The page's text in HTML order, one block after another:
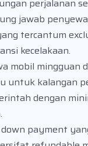
perjalanan
jawab
tercantum
kecelakaan.
mobil mingguan
untuk kalangan
dengan
payment